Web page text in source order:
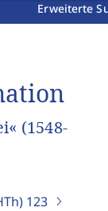
Erweiterte
(1548-
123